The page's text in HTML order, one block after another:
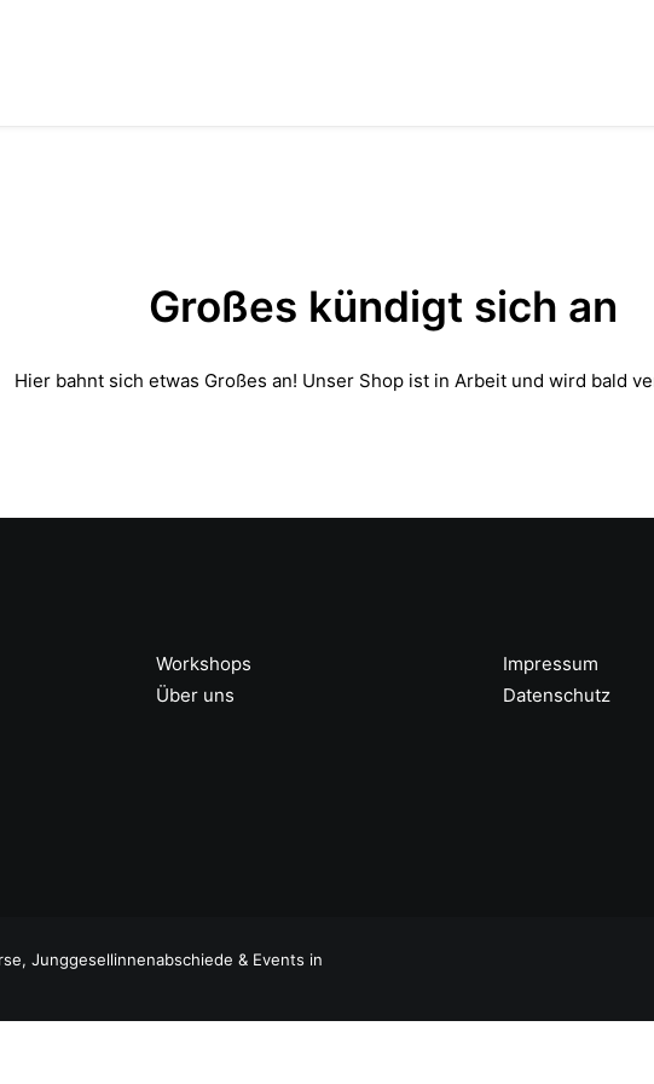
Großes kündigt sich an
Hier bahnt sich etwas Großes an! Unser Shop ist in Arbeit und wird bald
Workshops
Über uns
Impressum
Datenschutz
Junggesellinnenabschiede & Events in